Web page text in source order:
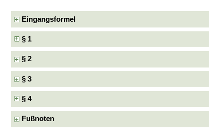
Eingangsformel
§ 1
§ 2
§ 3
§ 4
Fußnoten